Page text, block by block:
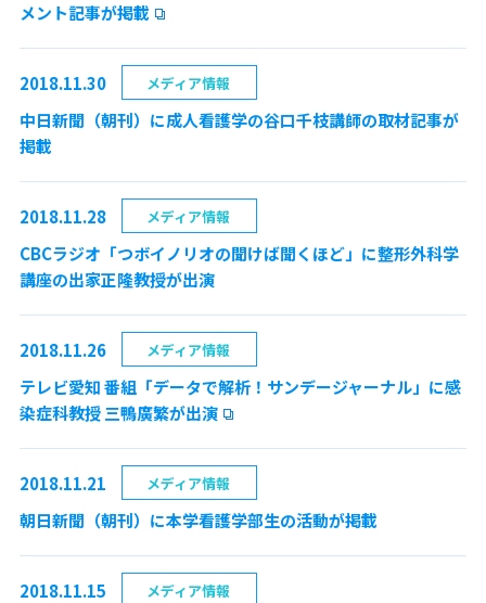
メント記事が掲載
2018.11.30 メディア情報
中日新聞（朝刊）に成人看護学の谷口千枝講師の取材記事が
掲載
2018.11.28 メディア情報
CBCラジオ「つボイノリオの聞けば聞くほど」に整形外科学
講座の出家正隆教授が出演
2018.11.26 メディア情報
テレビ愛知 番組「データで解析！サンデージャーナル」に感
染症科教授 三鴨廣繁が出演
2018.11.21 メディア情報
朝日新聞（朝刊）に本学看護学部生の活動が掲載
2018.11.15 メディア情報